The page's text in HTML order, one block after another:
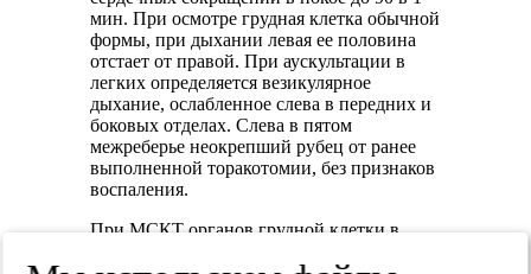
мин. При осмотре грудная клетка обычной
формы, при дыхании левая ее половина
отстает от правой. При аускультации в
легких определяется везикулярное
дыхание, ослабленное слева в передних и
боковых отделах. Слева в пятом
межреберье неокрепший рубец от ранее
выполненной торакотомии, без признаков
воспаления.
При МСКТ органов грудной клетки в